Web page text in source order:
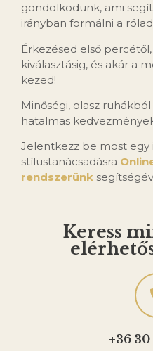
gondolkodunk, ami
irányban formálni a
Érkezésed első
kiválasztásig, és akár a
kezed!
Minőségi, olasz
hatalmas
Jelentkezz be most egy
stílustanácsadásra
rendszerünk
Keress
+36 30